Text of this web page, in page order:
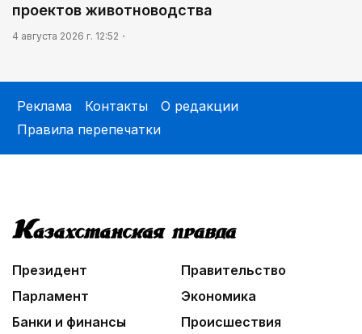
проектов животноводства
4 августа 2026 г. 12:52
Реклама Контакты
О редакции
Правила перепечатки
Президент
Правительство
Парламент
Экономика
Банки и финансы
Происшествия